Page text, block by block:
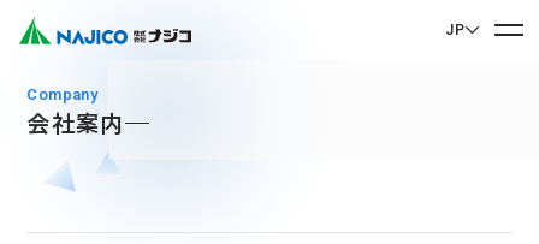
JP
ホーム
会社案内
company